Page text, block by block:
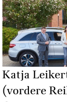
Katja
(vordere